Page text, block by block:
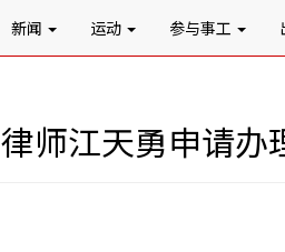
新闻 运动 参与事工
师江天勇申请办